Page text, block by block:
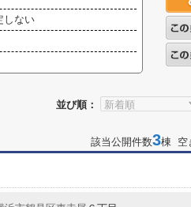
しない
並び順：
該当公開件数3棟 空